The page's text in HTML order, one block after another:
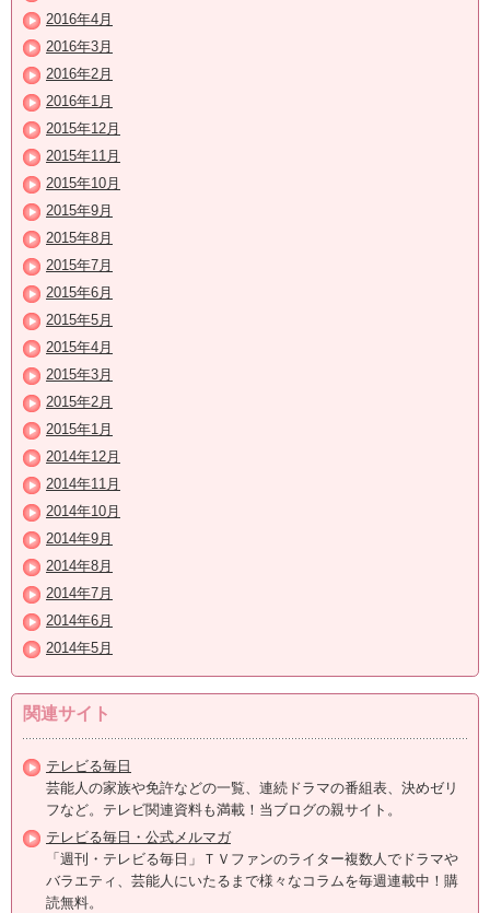
2016年4月
2016年3月
2016年2月
2016年1月
2015年12月
2015年11月
2015年10月
2015年9月
2015年8月
2015年7月
2015年6月
2015年5月
2015年4月
2015年3月
2015年2月
2015年1月
2014年12月
2014年11月
2014年10月
2014年9月
2014年8月
2014年7月
2014年6月
2014年5月
関連サイト
テレビる毎日
芸能人の家族や免許などの一覧、連続ドラマの番組表、決めゼリ
フなど。テレビ関連資料も満載！当ブログの親サイト。
テレビる毎日・公式メルマガ
「週刊・テレビる毎日」ＴＶファンのライター複数人でドラマや
バラエティ、芸能人にいたるまで様々なコラムを毎週連載中！購
読無料。